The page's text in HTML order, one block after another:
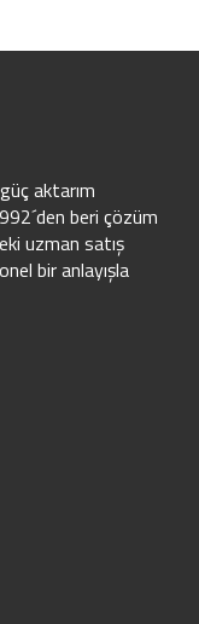
aktarım
beri çözüm
uzman satış
bir anlayışla